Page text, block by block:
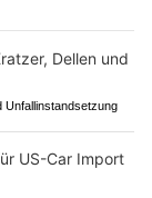
Unfallinstandsetzung